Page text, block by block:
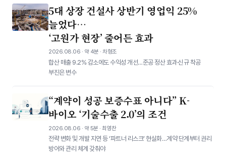
5대 상장 건설사 상반기 영업익 25%
늘었다…
‘고원가 현장’ 줄어든 효과
2026.08.06 · 약 4분 · 차형조
합산 매출 9.2% 감소에도 수익성 개선…준공 정산 효과·신규 착공
부진은 변수
“계약이 성공 보증수표 아니다” K-
바이오 ‘기술수출 2.0’의 조건
2026.08.06 · 약 5분 · 최영찬
전략 변화 및 개발 지연 등 ‘파트너 리스크’ 현실화…계약 단계부터 권리
방어와 관리 체계 갖춰야